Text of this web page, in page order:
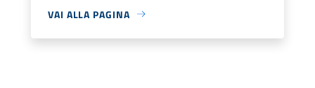
VAI ALLA PAGINA